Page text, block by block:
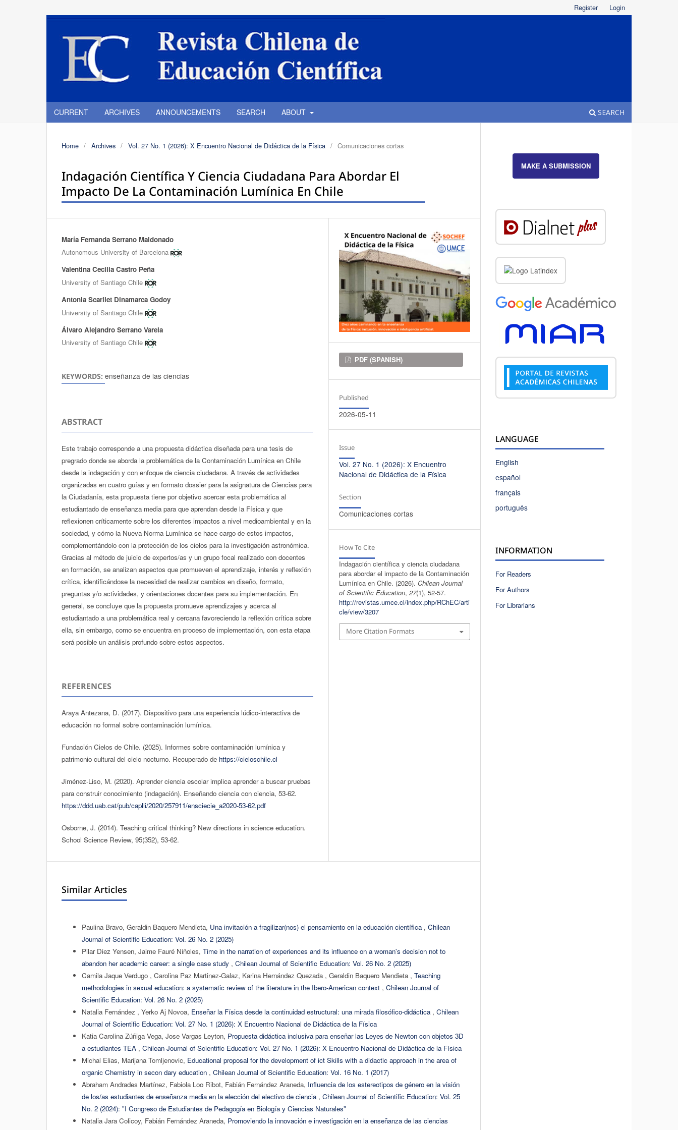
CURRENT ARCHIVES ANNOUNCEMENTS SEARCH ABOUT SEARCH
Register Login
Home / Archives / Vol. 27 No. 1 (2026): X Encuentro Nacional de Didáctica de la Física / Comunicaciones cortas
Indagación Científica Y Ciencia Ciudadana Para Abordar El
Impacto De La Contaminación Lumínica En Chile
Authors
María Fernanda Serrano Maldonado
Autonomous University of Barcelona
Valentina Cecilia Castro Peña
University of Santiago Chile
Antonia Scarllet Dinamarca Godoy
University of Santiago Chile
Álvaro Alejandro Serrano Varela
University of Santiago Chile
KEYWORDS: enseñanza de las ciencias
ABSTRACT
Este trabajo corresponde a una propuesta didáctica diseñada para una tesis de
pregrado donde se aborda la problemática de la Contaminación Lumínica en Chile
desde la indagación y con enfoque de ciencia ciudadana. A través de actividades
organizadas en cuatro guías y en formato dossier para la asignatura de Ciencias para
la Ciudadanía, esta propuesta tiene por objetivo acercar esta problemática al
estudiantado de enseñanza media para que aprendan desde la Física y que
reflexionen críticamente sobre los diferentes impactos a nivel medioambiental y en la
sociedad, y cómo la Nueva Norma Lumínica se hace cargo de estos impactos,
complementándolo con la protección de los cielos para la investigación astronómica.
Gracias al método de juicio de expertos/as y un grupo focal realizado con docentes
en formación, se analizan aspectos que promueven el aprendizaje, interés y reflexión
crítica, identificándose la necesidad de realizar cambios en diseño, formato,
preguntas y/o actividades, y orientaciones docentes para su implementación. En
general, se concluye que la propuesta promueve aprendizajes y acerca al
estudiantado a una problemática real y cercana favoreciendo la reflexión crítica sobre
ella, sin embargo, como se encuentra en proceso de implementación, con esta etapa
será posible un análisis profundo sobre estos aspectos.
REFERENCES
Araya Antezana, D. (2017). Dispositivo para una experiencia lúdico-interactiva de
educación no formal sobre contaminación lumínica.
Fundación Cielos de Chile. (2025). Informes sobre contaminación lumínica y
patrimonio cultural del cielo nocturno. Recuperado de https://cieloschile.cl
Jiménez-Liso, M. (2020). Aprender ciencia escolar implica aprender a buscar pruebas
para construir conocimiento (indagación). Enseñando ciencia con ciencia, 53-62.
https://ddd.uab.cat/pub/caplli/2020/257911/ensciecie_a2020-53-62.pdf
Osborne, J. (2014). Teaching critical thinking? New directions in science education.
School Science Review, 95(352), 53-62.
Downloads
PDF (SPANISH)
Published
2026-05-11
Issue
Vol. 27 No. 1 (2026): X Encuentro
Nacional de Didáctica de la Física
Section
Comunicaciones cortas
How To Cite
Indagación científica y ciencia ciudadana
para abordar el impacto de la Contaminación
Lumínica en Chile. (2026).Chilean Journal
of Scientific Education,27(1), 52-57.
http://revistas.umce.cl/index.php/RChEC/arti
cle/view/3207
More Citation Formats
Similar Articles
Paulina Bravo, Geraldin Baquero Mendieta, Una invitación a fragilizar(nos) el pensamiento en la educación científica , Chilean
Journal of Scientific Education: Vol. 26 No. 2 (2025)
Pilar Diez Yensen, Jaime Fauré Niñoles, Time in the narration of experiences and its influence on a woman's decision not to
abandon her academic career: a single case study , Chilean Journal of Scientific Education: Vol. 26 No. 2 (2025)
Camila Jaque Verdugo , Carolina Paz Martinez-Galaz, Karina Hernández Quezada , Geraldin Baquero Mendieta , Teaching
methodologies in sexual education: a systematic review of the literature in the Ibero-American context , Chilean Journal of
Scientific Education: Vol. 26 No. 2 (2025)
Natalia Fernández , Yerko Aj Novoa, Enseñar la Física desde la continuidad estructural: una mirada filosófico-didáctica , Chilean
Journal of Scientific Education: Vol. 27 No. 1 (2026): X Encuentro Nacional de Didáctica de la Física
Katia Carolina Zúñiga Vega, Jose Vargas Leyton, Propuesta didáctica inclusiva para enseñar las Leyes de Newton con objetos 3D
a estudiantes TEA , Chilean Journal of Scientific Education: Vol. 27 No. 1 (2026): X Encuentro Nacional de Didáctica de la Física
Michal Elias, Marijana Tomljenovic, Educational proposal for the development of ict Skills with a didactic approach in the area of
organic Chemistry in secon dary education , Chilean Journal of Scientific Education: Vol. 16 No. 1 (2017)
Abraham Andrades Martínez, Fabiola Loo Ribot, Fabián Fernández Araneda, Influencia de los estereotipos de género en la visión
de los/as estudiantes de enseñanza media en la elección del electivo de ciencia , Chilean Journal of Scientific Education: Vol. 25
No. 2 (2024): "I Congreso de Estudiantes de Pedagogía en Biología y Ciencias Naturales"
Natalia Jara Colicoy, Fabián Fernández Araneda, Promoviendo la innovación e investigación en la enseñanza de las ciencias
MAKE A SUBMISSION
LANGUAGE
English
español
français
português
INFORMATION
For Readers
For Authors
For Librarians